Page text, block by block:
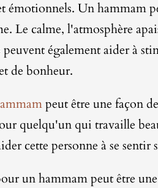
émotionnels. Un hammam
Le calme, l'atmosphère
également aider à
de bonheur.
peut être une façon
quelqu'un qui travaille
cette personne à se sentir
un hammam peut être